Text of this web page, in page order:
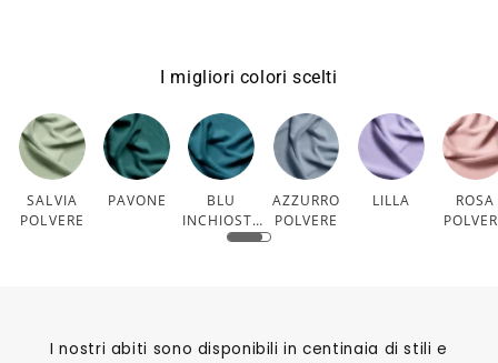
I migliori colori scelti
SALVIA
POLVERE
PAVONE
BLU
INCHIOSTR
O
AZZURRO
POLVERE
LILLA
ROSA
I nostri abiti sono disponibili in centinaia di stili e